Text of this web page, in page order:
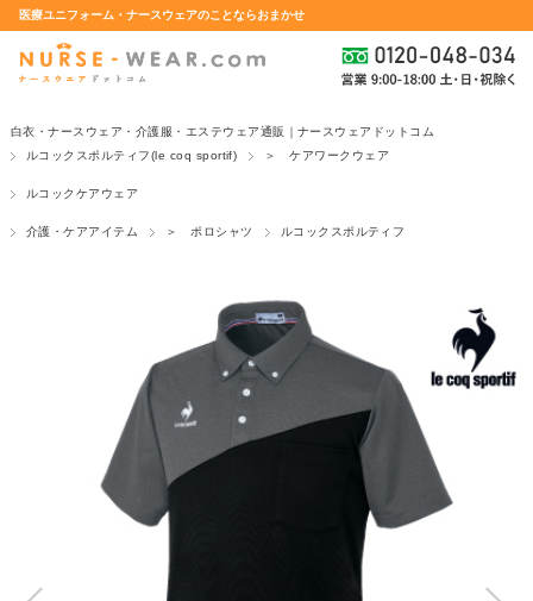
医療ユニフォーム・ナースウェアのことならおまかせ
白衣・ナースウェア・介護服・エステウェア通販｜ナースウェアドットコム
ルコックスポルティフ(le coq sportif)
＞ ケアワークウェア
ルコックケアウェア
介護・ケアアイテム ＞ ポロシャツ ルコックスポルティフ